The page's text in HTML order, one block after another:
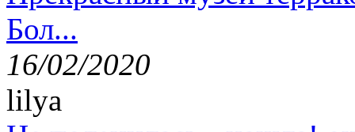
Бол...
16/02/2020
lilya